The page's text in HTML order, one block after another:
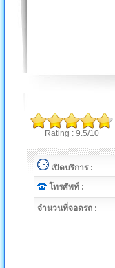
Rating : 9.5/10
เปิดบริการ :
โทรศัพท์ :
จำนวนที่จอดรถ :